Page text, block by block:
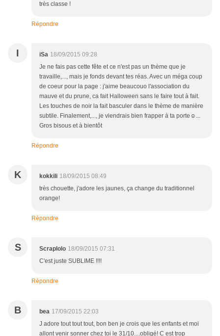
très classe !
Répondre
I iSa 18/09/2015 09:28
Je ne fais pas cette fête et ce n'est pas un thème que je
travaille,..., mais je fonds devant tes réas. Avec un méga coup
de coeur pour la page : j'aime beaucouo l'association du
mauve et du prune, ca fait Halloween sans le faire tout à fait.
Les touches de noir la fait basculer dans le thème de manière
subtile. Finalement,..., je viendrais bien frapper à ta porte☺...
Gros bisous et à bientôt
Répondre
K kokkili 18/09/2015 08:49
très chouette, j'adore les jaunes, ça change du traditionnel
orange!
Répondre
S Scraplolo 18/09/2015 07:31
C'est juste SUBLIME !!!!
Répondre
B bea 17/09/2015 22:03
J adore tout tout tout, bon ben je crois que les enfants et moi
allont venir sonner chez toi le 31/10....obligé! C est trop